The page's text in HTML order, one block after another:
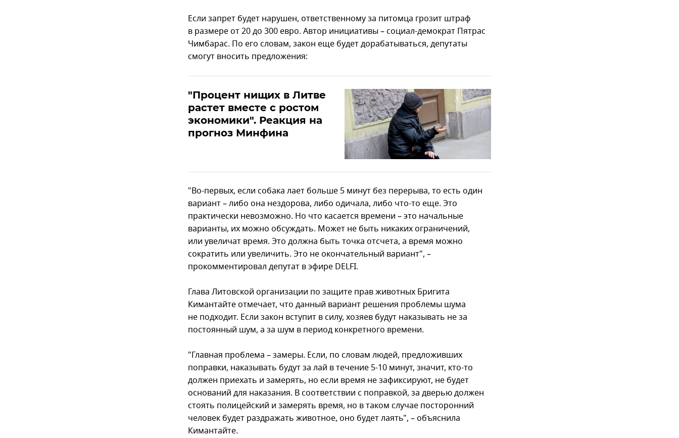
Если запрет будет нарушен, ответственному за питомца грозит штраф
в размере от 20 до 300 евро. Автор инициативы – социал-демократ Пятрас
Чимбарас. По его словам, закон еще будет дорабатываться, депутаты
смогут вносить предложения:
"Процент нищих в Литве
растет вместе с ростом
экономики". Реакция на
прогноз Минфина
"Во-первых, если собака лает больше 5 минут без перерыва, то есть один
вариант – либо она нездорова, либо одичала, либо что-то еще. Это
практически невозможно. Но что касается времени – это начальные
варианты, их можно обсуждать. Может не быть никаких ограничений,
или увеличат время. Это должна быть точка отсчета, а время можно
сократить или увеличить. Это не окончательный вариант", –
прокомментировал депутат в эфире DELFI.
Глава Литовской организации по защите прав животных Бригита
Кимантайте отмечает, что данный вариант решения проблемы шума
не подходит. Если закон вступит в силу, хозяев будут наказывать не за
постоянный шум, а за шум в период конкретного времени.
"Главная проблема – замеры. Если, по словам людей, предложивших
поправки, наказывать будут за лай в течение 5-10 минут, значит, кто-то
должен приехать и замерять, но если время не зафиксируют, не будет
оснований для наказания. В соответствии с поправкой, за дверью должен
стоять полицейский и замерять время, но в таком случае посторонний
человек будет раздражать животное, оно будет лаять", – объяснила
Кимантайте.